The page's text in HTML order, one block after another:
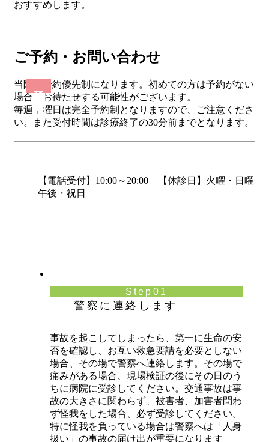
おすすめします。
ご予約・お問い合わせ
当院は予約優先制になります。初めての方は予約がない
場合、お待たせする可能性がございます。
毎週水曜日は完全予約制となりますので、ご注意くださ
い。また受付時間は診療終了の30分前までとなります。
【電話受付】10:00～20:00 【休診日】火曜・日曜
午後・祝日
Step01
警察に連絡します
事故を起こしてしまったら、第一に生命の安
否を確認し、お互い救急要請を必要としない
場合、その場で警察へ連絡します。その場で
痛みがある場合、現場検証の後にその日のう
ちに病院に受診してください。交通事故は事
故の大きさに関わらず、被害者、加害者問わ
ず怪我をした場合、必ず受診してください。
特に怪我を負っている場合は警察へは「人身
扱い」の事故の届け出が重要になります